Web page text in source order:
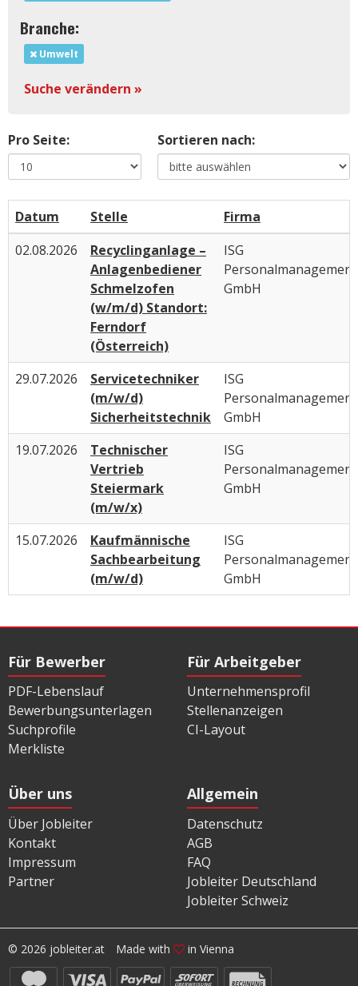
Branche:
Umwelt
Suche verändern »
Pro Seite: Sortieren nach:
Datum Stelle
Firma
02.08.2026
Recyclinganlage –
Anlagenbediener
Schmelzofen
(w/m/d) Standort:
Ferndorf
(Österreich)
ISG
Personalmanagement
GmbH
29.07.2026
Servicetechniker
(m/w/d)
Sicherheitstechnik
ISG
Personalmanagement
GmbH
19.07.2026
Technischer
Vertrieb
Steiermark
(m/w/x)
ISG
Personalmanagement
GmbH
15.07.2026
Kaufmännische
Sachbearbeitung
(m/w/d)
ISG
Personalmanagement
GmbH
Für Bewerber
PDF-Lebenslauf
Bewerbungsunterlagen
Suchprofile
Merkliste
Für Arbeitgeber
Unternehmensprofil
Stellenanzeigen
CI-Layout
Über uns
Über Jobleiter
Kontakt
Impressum
Partner
Allgemein
Datenschutz
AGB
FAQ
Jobleiter Deutschland
Jobleiter Schweiz
© 2026 jobleiter.at Made with in Vienna